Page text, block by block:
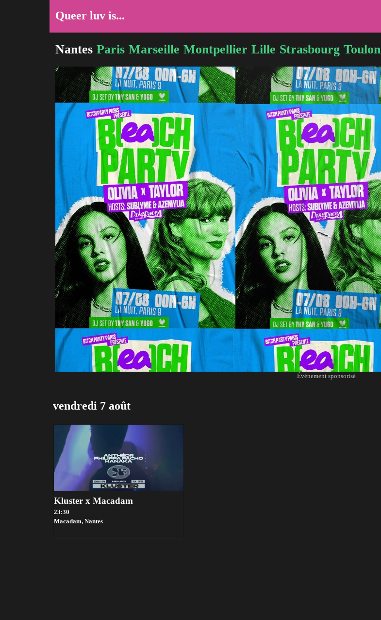
Queer luv is...
Nantes Paris Marseille Montpellier Lille Strasbourg Toulon
Événement sponsorisé
vendredi 7 août
Kluster x Macadam
23:30
Macadam, Nantes